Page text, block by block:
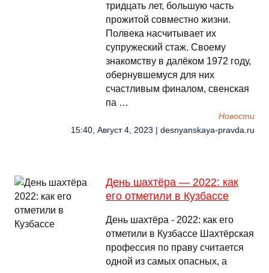
тридцать лет, большую часть
прожитой совместно жизни.
Полвека насчитывает их
супружеский стаж. Своему
знакомству в далёком 1972 году,
обернувшемуся для них
счастливым финалом, свенская
па …
Новости
15:40, Август 4, 2023 | desnyanskaya-pravda.ru
День шахтёра — 2022: как
его отметили в Кузбассе
День шахтёра - 2022: как его
отметили в Кузбассе Шахтёрская
профессия по праву считается
одной из самых опасных, а